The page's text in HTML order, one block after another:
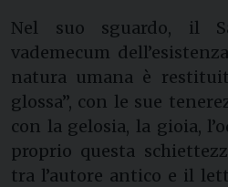
Nel suo sguardo, il
vademecum
natura umana è
glossa”, con le sue
con la gelosia, la gioia,
proprio questa
tra l’autore antico e il